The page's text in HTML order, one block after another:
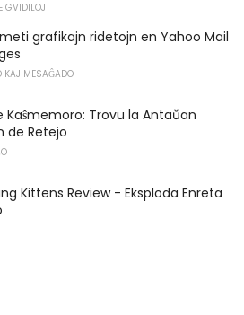
GVIDILOJ
grafikajn ridetojn en Yahoo Mail
KAJ MESAĜADO
Kaŝmemoro: Trovu la Antaŭan
de Retejo
Kittens Review - Eksploda Enreta